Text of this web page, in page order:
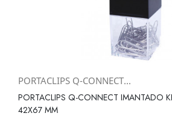
PORTACLIPS Q-CONNECT...
PORTACLIPS Q-CONNECT IMANTADO
42X67 MM